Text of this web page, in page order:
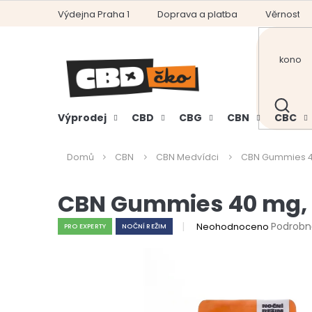
Výdejna Praha 1 Doprava a platba Věrnostní
HLEDAT
Výprodej CBD CBG CBN CBC
Domů CBN CBN Medvídci CBN Gummies
CBN Gummies 40
PRO EXPERTY NOČNÍ REŽIM
Průměrné
Neohodnoceno